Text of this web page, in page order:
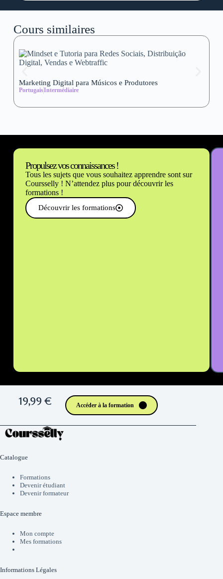
Cours similaires
Marketing Digital para Músicos e Produtores
PortugaisIntermédiaire
Propulsez vos connaissances !
Tous les sujets que vous souhaitez apprendre sont sur
Coursselly ! N’attendez plus pour découvrir les
formations !
Découvrir les formations
19,99 € Accéder à la formation
Catalogue
Formations
Devenir étudiant
Devenir formateur
Espace membre
Mon compte
Mes formations
Informations Légales